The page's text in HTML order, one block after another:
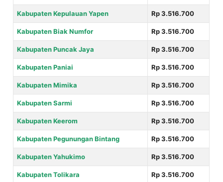
Kabupaten Kepulauan Yapen Rp 3.516.700
Kabupaten Biak Numfor Rp 3.516.700
Kabupaten Puncak Jaya Rp 3.516.700
Kabupaten Paniai Rp 3.516.700
Kabupaten Mimika Rp 3.516.700
Kabupaten Sarmi Rp 3.516.700
Kabupaten Keerom Rp 3.516.700
Kabupaten Pegunungan Bintang Rp 3.516.700
Kabupaten Yahukimo Rp 3.516.700
Kabupaten Tolikara Rp 3.516.700